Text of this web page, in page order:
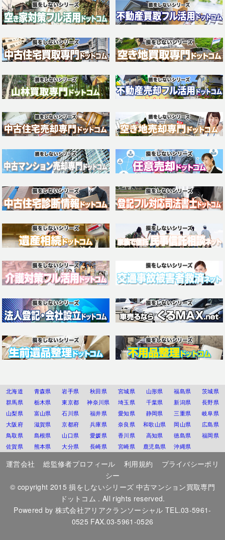
北海道 青森県 岩手県 秋田県 宮城県 山形県 福島県
茨城県
群馬県
栃木県 東京都 神奈川県 埼玉県 千葉県 新潟県
長野県
山梨県
富山県 石川県 福井県 愛知県 静岡県 三重県
岐阜県
大阪府
滋賀県 京都府 兵庫県 奈良県 和歌山県 岡山県
広島県
鳥取県
島根県 山口県 愛媛県 香川県 高知県 徳島県
福岡県
佐賀県
熊本県 大分県 長崎県 宮崎県 鹿児島県 沖縄県
運営会社 総監修者プロフィール 利用規約
プライバシーポリ
シー
© copyright 2015損をしないシリーズ 中古マンション買取専門
ドットコム . All rights reserved.
Powered by 株式会社アリアクランソーシャル TEL.03-5961-
0525 FAX.03-5961-0526